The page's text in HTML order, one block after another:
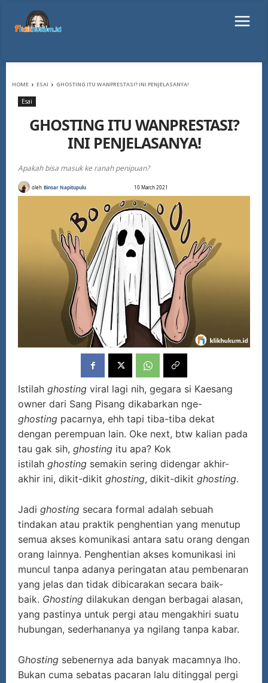
HOME ESAI GHOSTING ITU WANPRESTASI? INI PENJELASANYA!
Esai
GHOSTING ITU WANPRESTASI?
INI PENJELASANYA!
Apakah bisa masuk ke ranah penipuan?
oleh Binsar Napitupulu 10 March 2021
Istilah ghosting viral lagi nih, gegara si Kaesang
owner dari Sang Pisang dikabarkan nge-
ghosting pacarnya, ehh tapi tiba-tiba dekat
dengan perempuan lain. Oke next, btw kalian pada
tau gak sih, ghosting itu apa? Kok
istilah ghosting semakin sering didengar akhir-
akhir ini, dikit-dikit ghosting, dikit-dikit ghosting.
Jadi ghosting secara formal adalah sebuah
tindakan atau praktik penghentian yang menutup
semua akses komunikasi antara satu orang dengan
orang lainnya. Penghentian akses komunikasi ini
muncul tanpa adanya peringatan atau pembenaran
yang jelas dan tidak dibicarakan secara baik-
baik. Ghosting dilakukan dengan berbagai alasan,
yang pastinya untuk pergi atau mengakhiri suatu
hubungan, sederhananya ya ngilang tanpa kabar.
Ghosting sebenernya ada banyak macamnya lho.
Bukan cuma sebatas pacaran lalu ditinggal pergi